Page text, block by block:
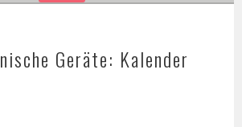
Geräte: Kalender